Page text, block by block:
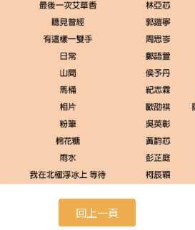
回上一頁